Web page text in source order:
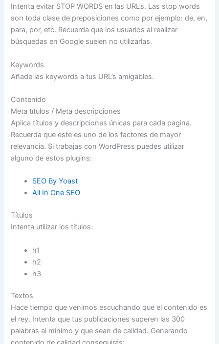
Intenta evitar STOP WORDS en las URL’s. Las stop words
son toda clase de preposiciones como por ejemplo: de, en,
para, por, etc. Recuerda que los usuarios al realizar
búsquedas en Google suelen no utilizarlas.
Keywords
Añade las keywords a tus URL’s amigables.
Contenido
Meta títulos / Meta descripciones
Aplica títulos y descripciones únicas para cada pagina.
Recuerda que este es uno de los factores de mayor
relevancia. Si trabajas con WordPress puedes utilizar
alguno de estos plugins:
SEO By Yoast
All In One SEO
Títulos
Intenta utilizar los títulos:
h1
h2
h3
Textos
Hace tiempo que venimos escuchando que el contenido es
el rey. Intenta que tus publicaciones superen las 300
palabras al mínimo y que sean de calidad. Generando